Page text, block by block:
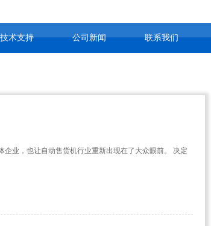
技术支持 公司新闻 联系我们
业，也让自动售货机行业重新出现在了大众眼前。 决定